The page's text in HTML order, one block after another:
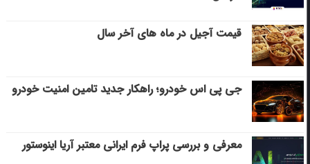
قیمت آجیل در ماه های آخر سال
جی پی اس خودرو؛ راهکار جدید تامین امنیت خودرو
معرفی و بررسی پراپ فرم ایرانی معتبر آریا اینوستور